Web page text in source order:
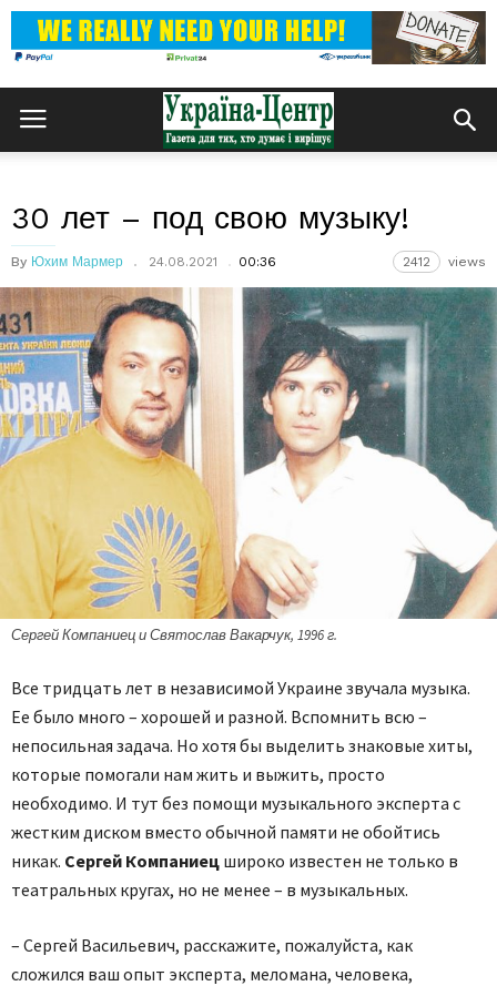
30 лет – под свою музыку!
By Юхим Мармер 24.08.2021 00:36 2412 views
Сергей Компаниец и Святослав Вакарчук, 1996 г.
Все тридцать лет в независимой Украине звучала музыка.
Ее было много – хорошей и разной. Вспомнить всю –
непосильная задача. Но хотя бы выделить знаковые хиты,
которые помогали нам жить и выжить, просто
необходимо. И тут без помощи музыкального эксперта с
жестким диском вместо обычной памяти не обойтись
никак. Сергей Компаниец широко известен не только в
театральных кругах, но не менее – в музыкальных.
– Сергей Васильевич, расскажите, пожалуйста, как
сложился ваш опыт эксперта, меломана, человека,